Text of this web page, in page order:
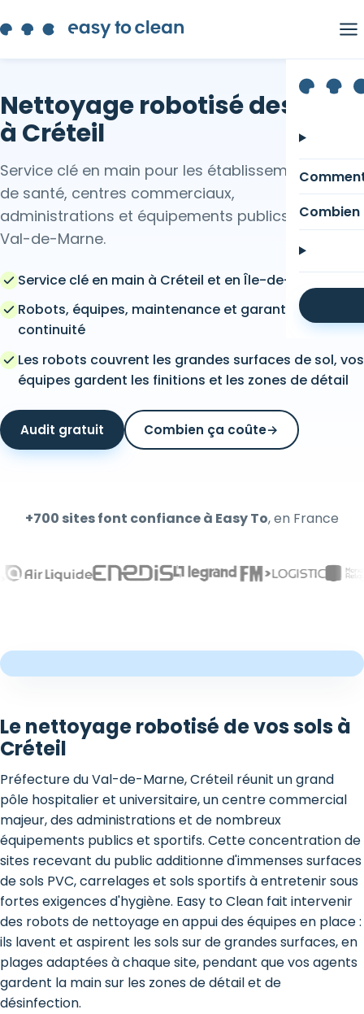
Nettoyage robotisé des sols
à Créteil
Service clé en main pour les établissements
de santé, centres commerciaux,
administrations et équipements publics du
Val-de-Marne.
Service clé en main à Créteil et en Île-de-France
Robots, équipes, maintenance et garantie de
continuité
Les robots couvrent les grandes surfaces de sol, vos
équipes gardent les finitions et les zones de détail
Audit gratuit Combien ça coûte→
+700 sites font confiance à Easy To, en France
Le nettoyage robotisé de vos sols à
Créteil
Préfecture du Val-de-Marne, Créteil réunit un grand
pôle hospitalier et universitaire, un centre commercial
majeur, des administrations et de nombreux
équipements publics et sportifs. Cette concentration de
sites recevant du public additionne d'immenses surfaces
de sols PVC, carrelages et sols sportifs à entretenir sous
fortes exigences d'hygiène. Easy to Clean fait intervenir
des robots de nettoyage en appui des équipes en place :
ils lavent et aspirent les sols sur de grandes surfaces, en
plages adaptées à chaque site, pendant que vos agents
gardent la main sur les zones de détail et de
désinfection.